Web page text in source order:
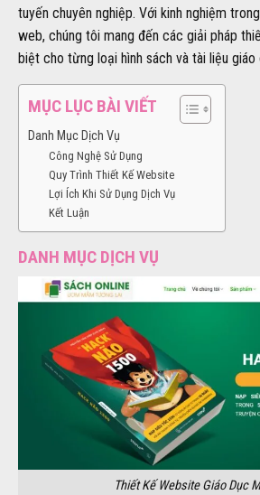
tuyến chuyên nghiệp. Với kinh nghiệm
web, chúng tôi mang đến các giải pháp
biệt cho từng loại hình sách và tài liệu giáo
MỤC LỤC BÀI VIẾT
Danh Mục Dịch Vụ
Công Nghệ Sử Dụng
Quy Trình Thiết Kế Website
Lợi Ích Khi Sử Dụng Dịch Vụ
Kết Luận
DANH MỤC DỊCH VỤ
Thiết Kế Website Giáo Dục